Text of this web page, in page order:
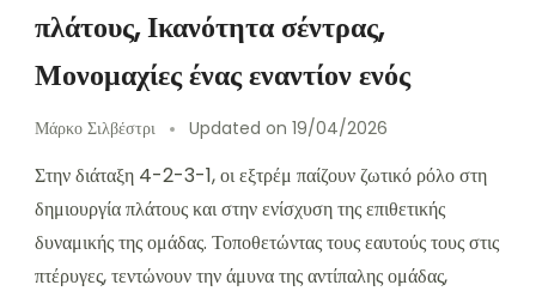
πλάτους, Ικανότητα σέντρας,
Μονομαχίες ένας εναντίον ενός
Μάρκο Σιλβέστρι Updated on 19/04/2026
Στην διάταξη 4-2-3-1, οι εξτρέμ παίζουν ζωτικό ρόλο στη
δημιουργία πλάτους και στην ενίσχυση της επιθετικής
δυναμικής της ομάδας. Τοποθετώντας τους εαυτούς τους στις
πτέρυγες, τεντώνουν την άμυνα της αντίπαλης ομάδας,